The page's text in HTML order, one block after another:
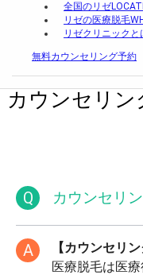
全国のリゼ
リゼの医療脱毛
リゼクリニックと
無料カウンセリング予約
カウンセリ
Q カウンセリ
A
【カウンセリ
医療脱毛は医